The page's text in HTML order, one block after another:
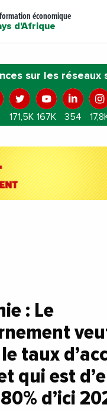
économique
d'Afrique
sur les réseaux
171,5K 167K 354
: Le
taux
qui est
d’ici